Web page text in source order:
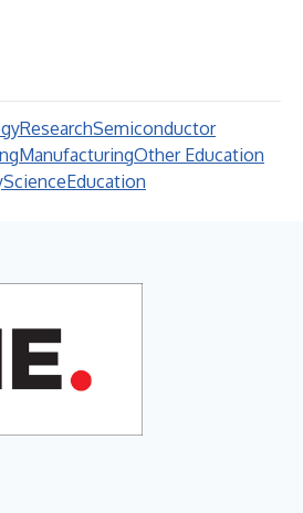
ResearchSemiconductor
ManufacturingOther Education
ScienceEducation